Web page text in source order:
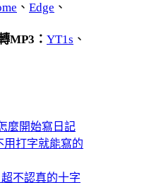
、 Edge 、
MP3： YT1s 、
麼開始寫日記
用打字就能寫的
超不認真的十字